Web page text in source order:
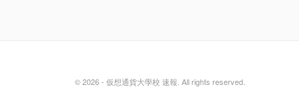
© 2026 - 仮想通貨大學校 速報. All rights reserved.